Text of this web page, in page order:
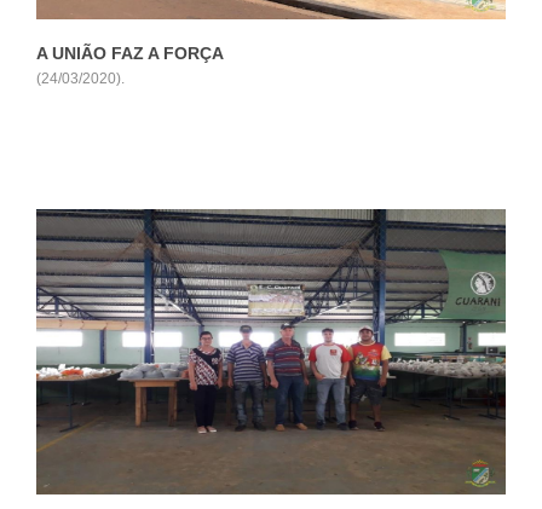
A UNIÃO FAZ A FORÇA
(24/03/2020).